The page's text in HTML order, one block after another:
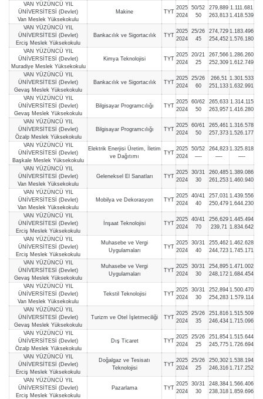
VAN YÜZÜNCÜ YIL
ÜNİVERSİTESİ (Devlet)
Van Meslek Yüksekokulu
Makine TYT
2025
2024
50/52
50
279,889
263,813
1.111.681
1.418.539
VAN YÜZÜNCÜ YIL
ÜNİVERSİTESİ (Devlet)
Erciş Meslek Yüksekokulu
Bankacılık ve Sigortacılık TYT
2025
2024
25/26
45
274,729
254,452
1.183.496
1.576.180
VAN YÜZÜNCÜ YIL
ÜNİVERSİTESİ (Devlet)
Muradiye Meslek Yüksekokulu
Kimya Teknolojisi TYT
2025
2024
20/21
25
267,566
252,309
1.286.260
1.612.749
VAN YÜZÜNCÜ YIL
ÜNİVERSİTESİ (Devlet)
Gevaş Meslek Yüksekokulu
Bankacılık ve Sigortacılık TYT
2025
2024
25/26
60
266,51
251,133
1.301.533
1.632.991
VAN YÜZÜNCÜ YIL
ÜNİVERSİTESİ (Devlet)
Gevaş Meslek Yüksekokulu
Bilgisayar Programcılığı TYT
2025
2024
60/62
50
265,633
263,957
1.314.115
1.416.280
VAN YÜZÜNCÜ YIL
ÜNİVERSİTESİ (Devlet)
Özalp Meslek Yüksekokulu
Bilgisayar Programcılığı TYT
2025
2024
60/61
50
265,461
257,373
1.316.578
1.526.177
VAN YÜZÜNCÜ YIL
ÜNİVERSİTESİ (Devlet)
Başkale Meslek Yüksekokulu
Elektrik Enerjisi Üretim, İletim
ve Dağıtımı
TYT
2025
2024
50/52
—-
264,823
—-
1.325.818
—-
VAN YÜZÜNCÜ YIL
ÜNİVERSİTESİ (Devlet)
Van Meslek Yüksekokulu
Geleneksel El Sanatları TYT
2025
2024
30/31
30
260,485
261,253
1.389.086
1.460.940
VAN YÜZÜNCÜ YIL
ÜNİVERSİTESİ (Devlet)
Van Meslek Yüksekokulu
Mobilya ve Dekorasyon TYT
2025
2024
40/41
40
257,031
250,479
1.439.556
1.644.230
VAN YÜZÜNCÜ YIL
ÜNİVERSİTESİ (Devlet)
Erciş Meslek Yüksekokulu
İnşaat Teknolojisi TYT
2025
2024
40/41
70
256,629
239,71
1.445.494
1.834.642
VAN YÜZÜNCÜ YIL
ÜNİVERSİTESİ (Devlet)
Erciş Meslek Yüksekokulu
Muhasebe ve Vergi
Uygulamaları
TYT
2025
2024
30/31
40
255,462
244,723
1.462.628
1.745.171
VAN YÜZÜNCÜ YIL
ÜNİVERSİTESİ (Devlet)
Gevaş Meslek Yüksekokulu
Muhasebe ve Vergi
Uygulamaları
TYT
2025
2024
30/31
30
254,895
248,172
1.471.002
1.684.454
VAN YÜZÜNCÜ YIL
ÜNİVERSİTESİ (Devlet)
Van Meslek Yüksekokulu
Tekstil Teknolojisi TYT
2025
2024
30/31
30
252,894
254,283
1.500.470
1.579.114
VAN YÜZÜNCÜ YIL
ÜNİVERSİTESİ (Devlet)
Gevaş Meslek Yüksekokulu
Turizm ve Otel İşletmeciliği TYT
2025
2024
25/26
35
251,816
246,434
1.515.509
1.715.096
VAN YÜZÜNCÜ YIL
ÜNİVERSİTESİ (Devlet)
Özalp Meslek Yüksekokulu
Dış Ticaret TYT
2025
2024
25/26
25
251,854
245,775
1.515.644
1.726.694
VAN YÜZÜNCÜ YIL
ÜNİVERSİTESİ (Devlet)
Erciş Meslek Yüksekokulu
Doğalgaz ve Tesisatı
Teknolojisi
TYT
2025
2024
25/26
25
250,302
246,316
1.538.194
1.717.252
VAN YÜZÜNCÜ YIL
ÜNİVERSİTESİ (Devlet)
Erciş Meslek Yüksekokulu
Pazarlama TYT
2025
2024
30/31
30
248,384
238,318
1.566.406
1.859.696